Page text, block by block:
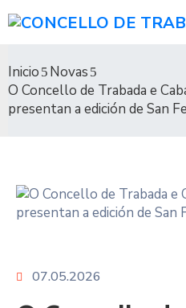
Inicio
Novas
O Concello de Trabada e
presentan a edición de San
07.05.2026